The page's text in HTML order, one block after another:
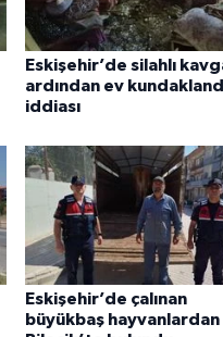
Eskişehir’de silahlı
ardından ev
iddiası
Eskişehir’de çalınan
büyükbaş